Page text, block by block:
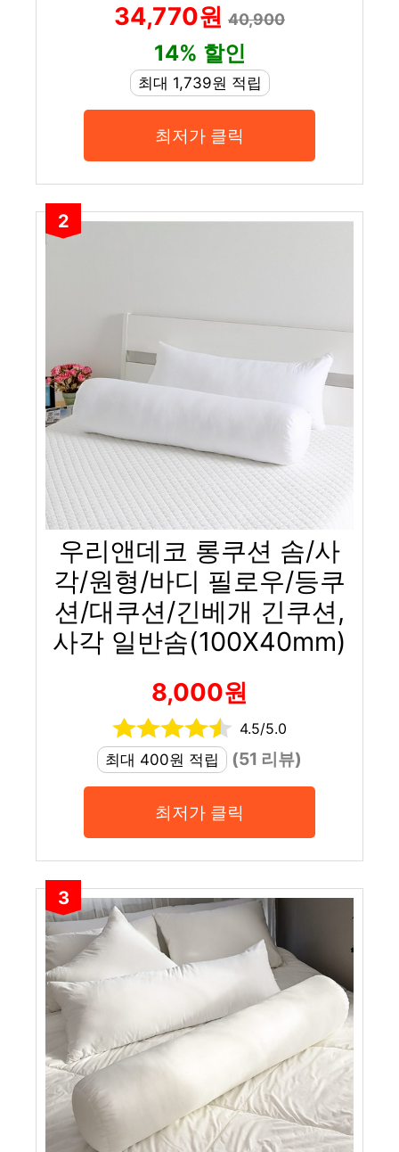
34,770원 40,900
14% 할인
최대 1,739원 적립
최저가 클릭
2
우리앤데코 롱쿠션 솜/사
각/원형/바디 필로우/등쿠
션/대쿠션/긴베개 긴쿠션,
사각 일반솜(100X40mm)
8,000원
4.5/5.0
최대 400원 적립
(51 리뷰)
최저가 클릭
3